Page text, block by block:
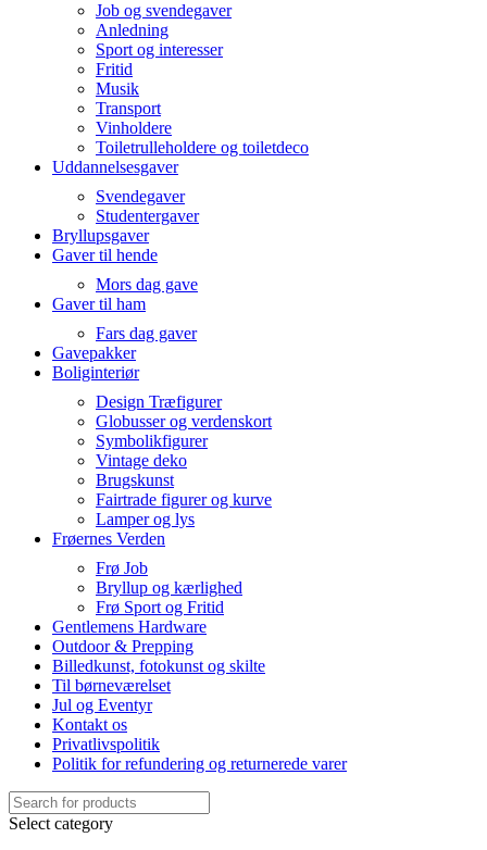
Job og svendegaver
Anledning
Sport og interesser
Fritid
Musik
Transport
Vinholdere
Toiletrulleholdere og toiletdeco
Uddannelsesgaver
Svendegaver
Studentergaver
Bryllupsgaver
Gaver til hende
Mors dag gave
Gaver til ham
Fars dag gaver
Gavepakker
Boliginteriør
Design Træfigurer
Globusser og verdenskort
Symbolikfigurer
Vintage deko
Brugskunst
Fairtrade figurer og kurve
Lamper og lys
Frøernes Verden
Frø Job
Bryllup og kærlighed
Frø Sport og Fritid
Gentlemens Hardware
Outdoor & Prepping
Billedkunst, fotokunst og skilte
Til børneværelset
Jul og Eventyr
Kontakt os
Privatlivspolitik
Politik for refundering og returnerede varer
Select category